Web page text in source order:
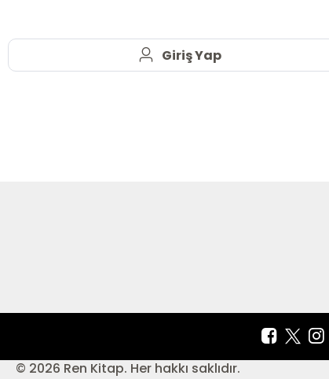
Giriş Yap
© 2026 Ren Kitap. Her hakkı saklıdır.